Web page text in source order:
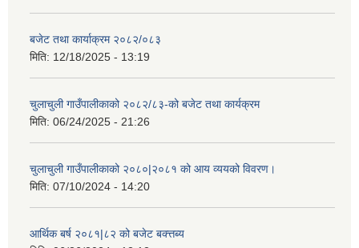
बजेट तथा कार्याक्रम २०८२/०८३
मिति: 12/18/2025 - 13:19
चुलाचुली गाउँपालीकाको २०८२/८३-को बजेट तथा कार्यक्रम
मिति: 06/24/2025 - 21:26
चुलाचुली गाउँपालीकाको २०८०|२०८१ को आय व्ययको विवरण।
मिति: 07/10/2024 - 14:20
आर्थिक बर्ष २०८१|८२ को बजेट बक्त्तब्य